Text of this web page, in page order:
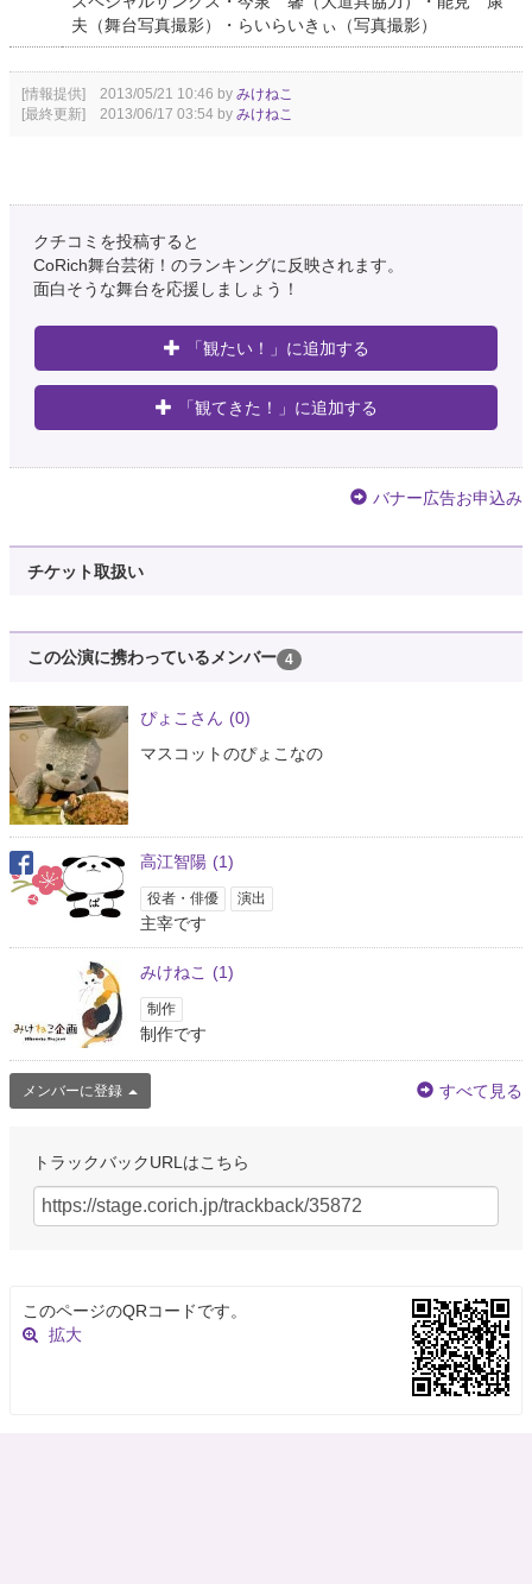
夫（舞台写真撮影）・らいらいきぃ（写真撮影）
[情報提供] 2013/05/21 10:46 by みけねこ
[最終更新] 2013/06/17 03:54 by みけねこ
クチコミを投稿すると
CoRich舞台芸術！のランキングに反映されます。
面白そうな舞台を応援しましょう！
「観たい！」に追加する
「観てきた！」に追加する
バナー広告お申込み
チケット取扱い
この公演に携わっているメンバー 4
ぴょこさん (0)
マスコットのぴょこなの
高江智陽 (1)
役者・俳優 演出
主宰です
みけねこ (1)
制作
制作です
メンバーに登録 すべて見る
トラックバックURLはこちら
このページのQRコードです。
拡大